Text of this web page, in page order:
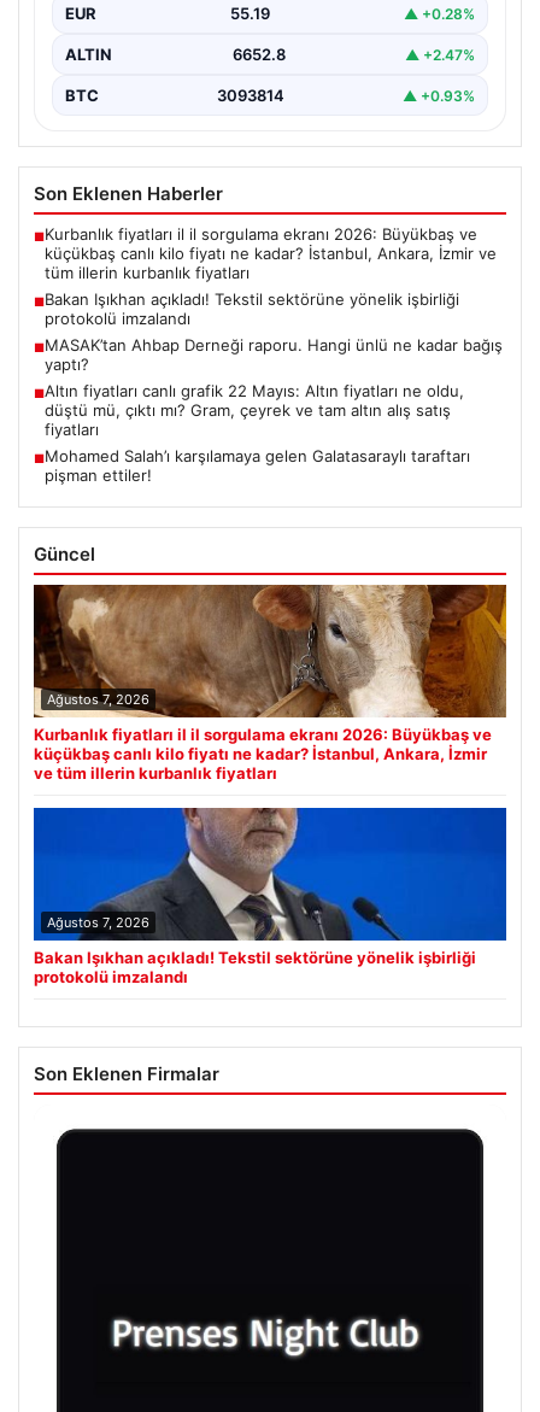
EUR 55.19 ▲ +0.28%
ALTIN 6652.8 ▲ +2.47%
BTC 3093814 ▲ +0.93%
Son Eklenen Haberler
■Kurbanlık fiyatları il il sorgulama ekranı 2026: Büyükbaş ve
küçükbaş canlı kilo fiyatı ne kadar? İstanbul, Ankara, İzmir ve
tüm illerin kurbanlık fiyatları
■Bakan Işıkhan açıkladı! Tekstil sektörüne yönelik işbirliği
protokolü imzalandı
■MASAK’tan Ahbap Derneği raporu. Hangi ünlü ne kadar bağış
yaptı?
■Altın fiyatları canlı grafik 22 Mayıs: Altın fiyatları ne oldu,
düştü mü, çıktı mı? Gram, çeyrek ve tam altın alış satış
fiyatları
■Mohamed Salah’ı karşılamaya gelen Galatasaraylı taraftarı
pişman ettiler!
Güncel
Ağustos 7, 2026
Kurbanlık fiyatları il il sorgulama ekranı 2026: Büyükbaş ve
küçükbaş canlı kilo fiyatı ne kadar? İstanbul, Ankara, İzmir
ve tüm illerin kurbanlık fiyatları
Ağustos 7, 2026
Bakan Işıkhan açıkladı! Tekstil sektörüne yönelik işbirliği
protokolü imzalandı
Son Eklenen Firmalar